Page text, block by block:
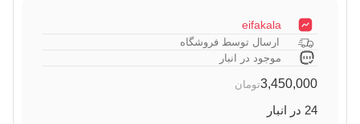
eifakala
ارسال توسط فروشگاه
موجود در انبار
3,450,000تومان
24 در انبار